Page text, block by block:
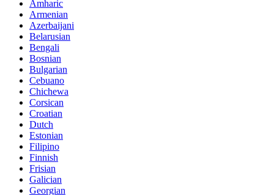
Amharic
Armenian
Azerbaijani
Belarusian
Bengali
Bosnian
Bulgarian
Cebuano
Chichewa
Corsican
Croatian
Dutch
Estonian
Filipino
Finnish
Frisian
Galician
Georgian